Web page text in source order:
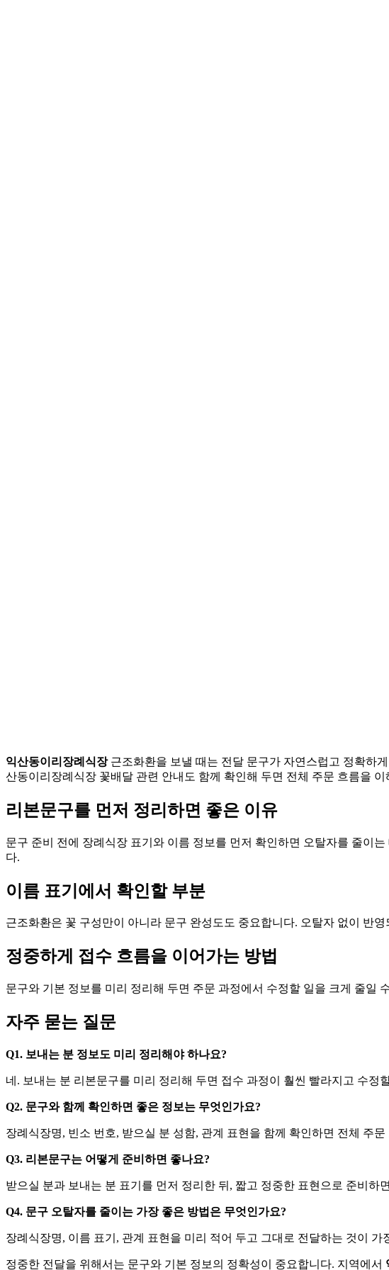
익산동이리장례식장근조화환을 보낼 때는 전달 문구가 자연스럽고 정확하
산동이리장례식장 꽃배달 관련 안내도 함께 확인해 두면 전체 주문 흐름을
리본문구를 먼저 정리하면 좋은 이유
문구 준비 전에 장례식장 표기와 이름 정보를 먼저 확인하면 오탈자를 줄이
다.
이름 표기에서 확인할 부분
근조화환은 꽃 구성만이 아니라 문구 완성도도 중요합니다. 오탈자 없이 반
정중하게 접수 흐름을 이어가는 방법
문구와 기본 정보를 미리 정리해 두면 주문 과정에서 수정할 일을 크게 줄일
자주 묻는 질문
Q1. 보내는 분 정보도 미리 정리해야 하나요?
네. 보내는 분 리본문구를 미리 정리해 두면 접수 과정이 훨씬 빨라지고 수정
Q2. 문구와 함께 확인하면 좋은 정보는 무엇인가요?
장례식장명, 빈소 번호, 받으실 분 성함, 관계 표현을 함께 확인하면 전체 주
Q3. 리본문구는 어떻게 준비하면 좋나요?
받으실 분과 보내는 분 표기를 먼저 정리한 뒤, 짧고 정중한 표현으로 준비하
Q4. 문구 오탈자를 줄이는 가장 좋은 방법은 무엇인가요?
장례식장명, 이름 표기, 관계 표현을 미리 적어 두고 그대로 전달하는 것이 가
정중한 전달을 위해서는 문구와 기본 정보의 정확성이 중요합니다. 지역에서